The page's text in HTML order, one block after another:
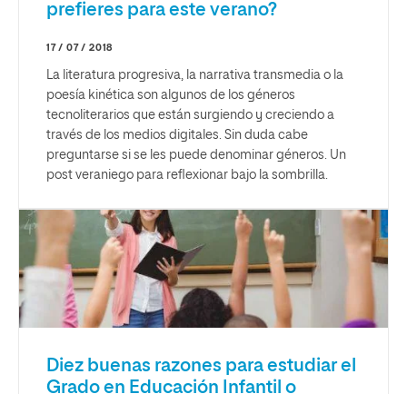
prefieres para este verano?
17 / 07 / 2018
La literatura progresiva, la narrativa transmedia o la
poesía kinética son algunos de los géneros
tecnoliterarios que están surgiendo y creciendo a
través de los medios digitales. Sin duda cabe
preguntarse si se les puede denominar géneros. Un
post veraniego para reflexionar bajo la sombrilla.
Diez buenas razones para estudiar el
Grado en Educación Infantil o